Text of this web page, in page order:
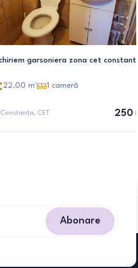
inchiriem garsoniera zona cet constanta
22.00 m² 1 cameră
Constanța, CET 250
Abonare